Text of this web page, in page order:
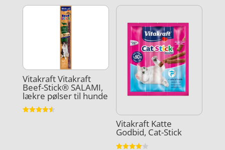
Vitakraft Vitakraft
Beef-Stick® SALAMI,
lækre pølser til hunde
Vitakraft Katte
Godbid, Cat-Stick